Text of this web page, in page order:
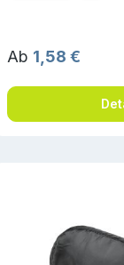
Regulärer Preis:
Ab 1,58 €